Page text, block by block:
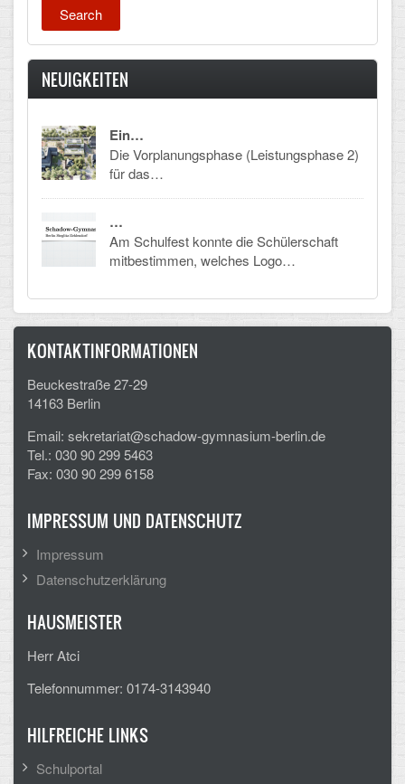
Musische Fächer
ORGANISATION
Abitur
Freistellung/Entschuldigung
Umwahl 11. Kl.
Wahlfächer
CLOUD
Lernraum Berlin
Gitlab
NEUIGKEITEN
Ein…
Die Vorplanungsphase (Leistungsphase 2)
für das…
…
Am Schulfest konnte die Schülerschaft
mitbestimmen, welches Logo…
KONTAKTINFORMATIONEN
Beuckestraße 27-29
14163 Berlin
Email: sekretariat@schadow-gymnasium-berlin.de
Tel.: 030 90 299 5463
Fax: 030 90 299 6158
IMPRESSUM UND DATENSCHUTZ
Impressum
Datenschutzerklärung
HAUSMEISTER
Herr Atci
Telefonnummer: 0174-3143940
HILFREICHE LINKS
Schulportal